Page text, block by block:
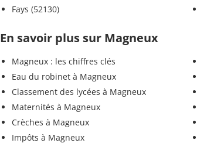
Fays (52130)
En savoir plus sur Magneux
Magneux : les chiffres clés
Eau du robinet à Magneux
Classement des lycées à Magneux
Maternités à Magneux
Crèches à Magneux
Impôts à Magneux